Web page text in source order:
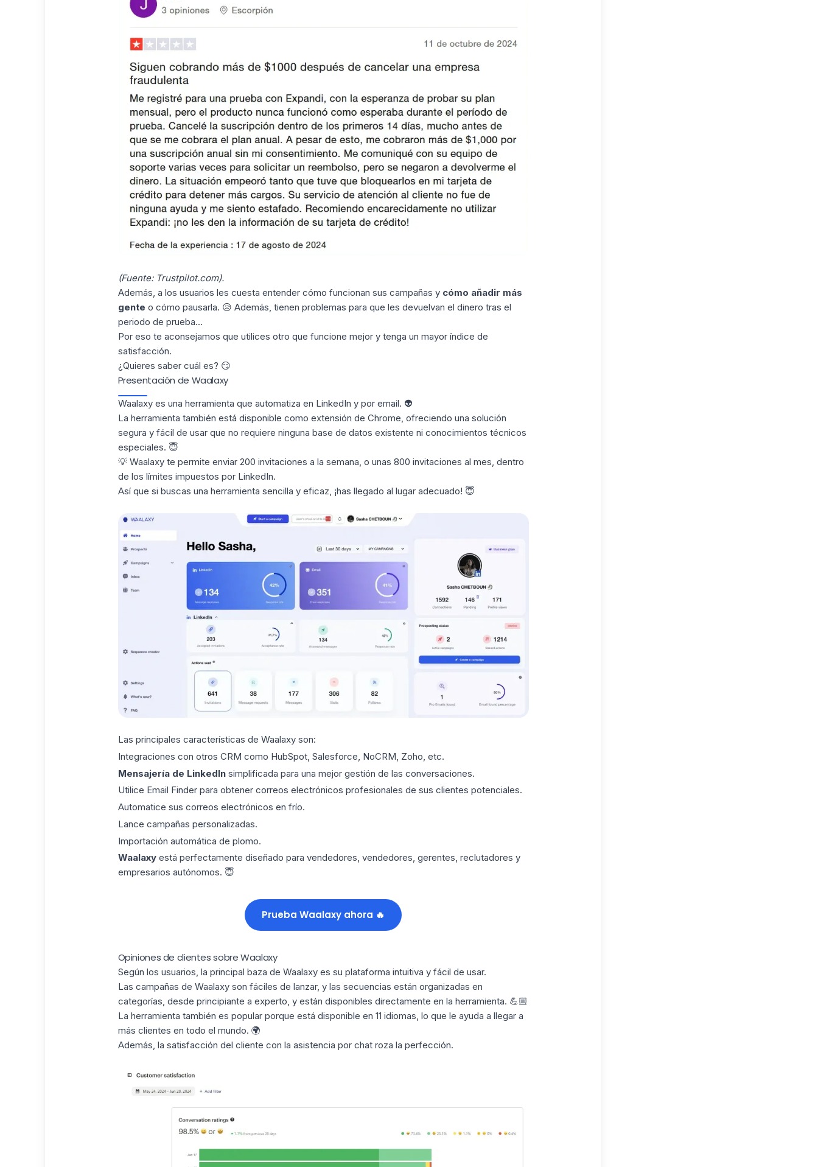
(Fuente: Trustpilot.com).
Además, a los usuarios les cuesta entender cómo funcionan sus campañas y cómo añadir más
gente o cómo pausarla. 😥 Además, tienen problemas para que les devuelvan el dinero tras el
periodo de prueba...
Por eso te aconsejamos que utilices otro que funcione mejor y tenga un mayor índice de
satisfacción.
¿Quieres saber cuál es? 😏
Presentación de Waalaxy
Waalaxy es una herramienta que automatiza en LinkedIn y por email. 👽
La herramienta también está disponible como extensión de Chrome, ofreciendo una solución
segura y fácil de usar que no requiere ninguna base de datos existente ni conocimientos técnicos
especiales. 😇
💡 Waalaxy te permite enviar 200 invitaciones a la semana, o unas 800 invitaciones al mes, dentro
de los límites impuestos por LinkedIn.
Así que si buscas una herramienta sencilla y eficaz, ¡has llegado al lugar adecuado! 😇
Las principales características de Waalaxy son:
Integraciones con otros CRM como HubSpot, Salesforce, NoCRM, Zoho, etc.
Mensajería de LinkedInsimplificada para una mejor gestión de las conversaciones.
Utilice Email Finderpara obtener correos electrónicos profesionales de sus clientes potenciales.
Automatice sus correos electrónicos en frío.
Lance campañas personalizadas.
Importación automática de plomo.
Waalaxyestá perfectamente diseñado para vendedores, vendedores, gerentes, reclutadores y
empresarios autónomos. 😇
Prueba Waalaxy ahora 🔥
Opiniones de clientes sobre Waalaxy
Según los usuarios, la principal baza de Waalaxy es su plataforma intuitiva y fácil de usar.
Las campañas de Waalaxyson fáciles de lanzar, y las secuencias están organizadas en
categorías, desde principiante a experto, y están disponibles directamente en la herramienta. 💪🏼
La herramienta también es popular porque está disponible en 11 idiomas, lo que le ayuda a llegar a
más clientes en todo el mundo. 🌍
Además, la satisfacción del cliente con la asistencia por chatroza la perfección.